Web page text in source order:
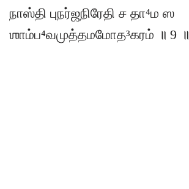
நாஸ்தி புநர்ஜநிரேதி ச தா⁴ம ஸ
ஶாம்ப⁴வமுத்தமமோத³கரம் ॥ 9 ॥